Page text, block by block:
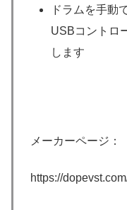
ドラムを手動
USBコントロ
します
メーカーページ：
https://